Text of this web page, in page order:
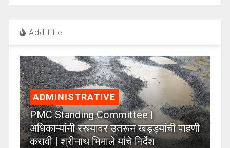
Add title
ADMINISTRATIVE
PMC Standing Committee |
अधिकाऱ्यांनी रस्त्यावर उतरून खड्ड्यांची पाहणी
करावी | श्रीनाथ भिमाले यांचे निर्देश